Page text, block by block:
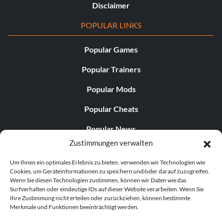
Zustimmungen verwalten
Um Ihnen ein optimales Erlebnis zu bieten, verwenden wir Technologien wie
Cookies, um Geräteinformationen zu speichern und/oder darauf zuzugreifen.
Wenn Sie diesen Technologien zustimmen, können wir Daten wie das
Surfverhalten oder eindeutige IDs auf dieser Website verarbeiten. Wenn Sie
Ihre Zustimmung nicht erteilen oder zurückziehen, können bestimmte
Merkmale und Funktionen beeinträchtigt werden.
Disclaimer
POPULAR LINKS
Popular Games
Popular Trainers
Popular Mods
Popular Cheats
Popular News
Popular Editorials
Popular Free Games
LATEST UPDATES